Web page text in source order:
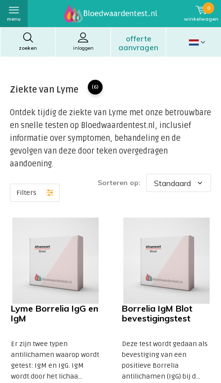
zoeken
offerte
aanvragen
inloggen
menu winkelwagen
0
Ziekte van Lyme (6)
Ontdek tijdig de ziekte van Lyme met onze betrouwbare
en snelle testen op Bloedwaardentest.nl, inclusief
informatie over symptomen, behandeling en de
gevolgen van deze door teken overgedragen
aandoening.
Filters
Sorteren op:
Lyme Borrelia IgG en
IgM
Er zijn twee typen
antilichamen waarop wordt
getest: IgM en IgG. IgM
wordt door het lichaa...
Borrelia IgM Blot
bevestigingstest
Deze test wordt gedaan als
bevestiging van een
positieve Borrelia
antilichamen (IgG) bij d...